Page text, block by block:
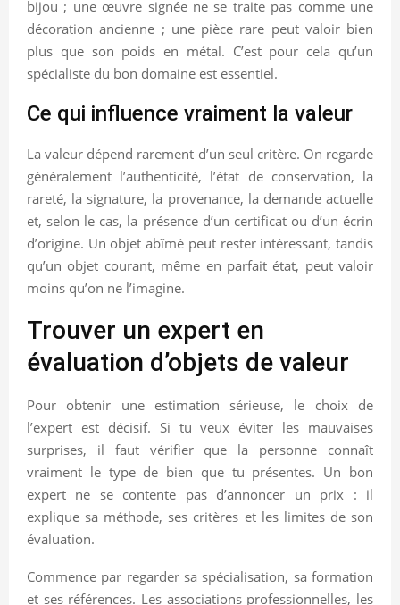
bijou ; une œuvre signée ne se traite pas comme une
décoration ancienne ; une pièce rare peut valoir bien
plus que son poids en métal. C’est pour cela qu’un
spécialiste du bon domaine est essentiel.
Ce qui influence vraiment la valeur
La valeur dépend rarement d’un seul critère. On regarde
généralement l’authenticité, l’état de conservation, la
rareté, la signature, la provenance, la demande actuelle
et, selon le cas, la présence d’un certificat ou d’un écrin
d’origine. Un objet abîmé peut rester intéressant, tandis
qu’un objet courant, même en parfait état, peut valoir
moins qu’on ne l’imagine.
Trouver un expert en
évaluation d’objets de valeur
Pour obtenir une estimation sérieuse, le choix de
l’expert est décisif. Si tu veux éviter les mauvaises
surprises, il faut vérifier que la personne connaît
vraiment le type de bien que tu présentes. Un bon
expert ne se contente pas d’annoncer un prix : il
explique sa méthode, ses critères et les limites de son
évaluation.
Commence par regarder sa spécialisation, sa formation
et ses références. Les associations professionnelles, les